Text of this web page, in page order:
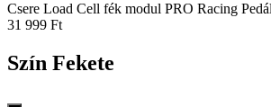
Csere Load Cell fék modul PRO Racing
31 999 Ft
Szín Fekete